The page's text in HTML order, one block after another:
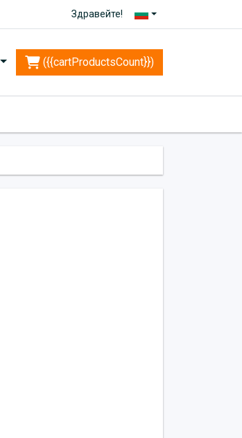
Здравейте!
({{cartProductsCount}})